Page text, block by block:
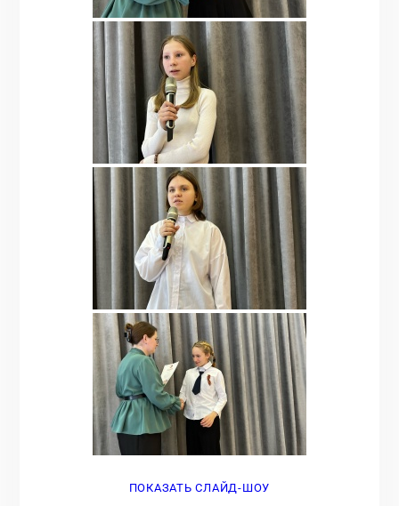
ПОКАЗАТЬ СЛАЙД-ШОУ